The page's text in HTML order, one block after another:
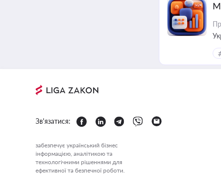
Зв'язатися:
забезпечує український бізнес
інформацією, аналітикою та
технологічними рішеннями для
ефективної та безпечної роботи.